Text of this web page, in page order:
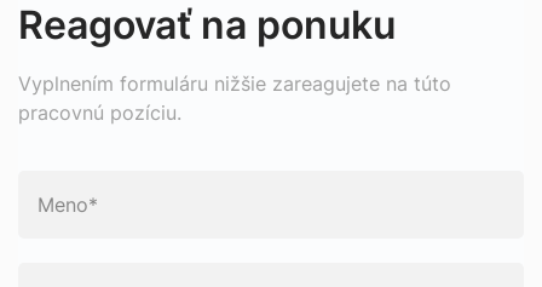
Reagovať na ponuku
Vyplnením formuláru nižšie zareagujete na túto
pracovnú pozíciu.